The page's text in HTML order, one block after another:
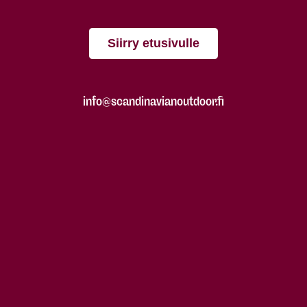
Siirry etusivulle
info@scandinavianoutdoor.fi